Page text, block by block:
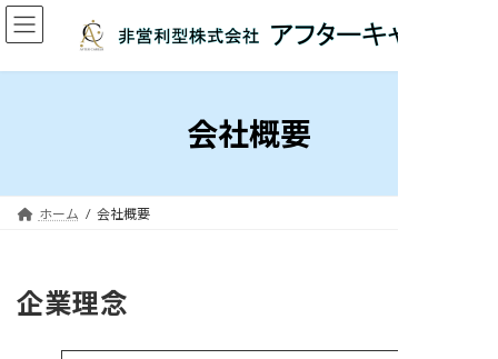
コ
ン
ン
ナ
ビ
ー
会社概要
ホーム 会社概要
企業理念